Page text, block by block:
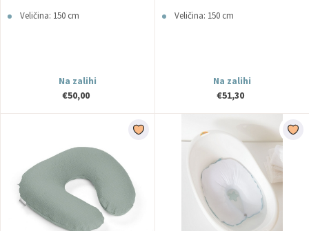
Veličina: 150 cm
Na zalihi
€50,00
Veličina: 150 cm
Na zalihi
€51,30